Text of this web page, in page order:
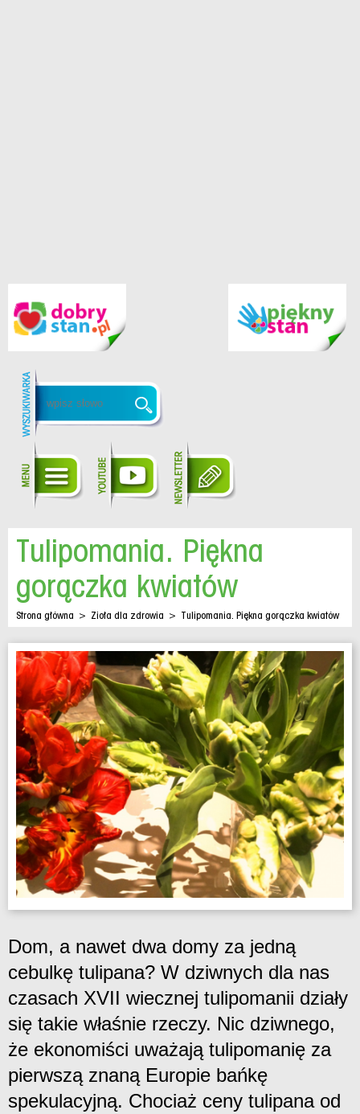
Tulipomania. Piękna
gorączka kwiatów
Strona główna > Zioła dla zdrowia > Tulipomania. Piękna gorączka kwiatów
Dom, a nawet dwa domy za jedną
cebulkę tulipana? W dziwnych dla nas
czasach XVII wiecznej tulipomanii działy
się takie właśnie rzeczy. Nic dziwnego,
że ekonomiści uważają tulipomanię za
pierwszą znaną Europie bańkę
spekulacyjną. Chociaż ceny tulipana od